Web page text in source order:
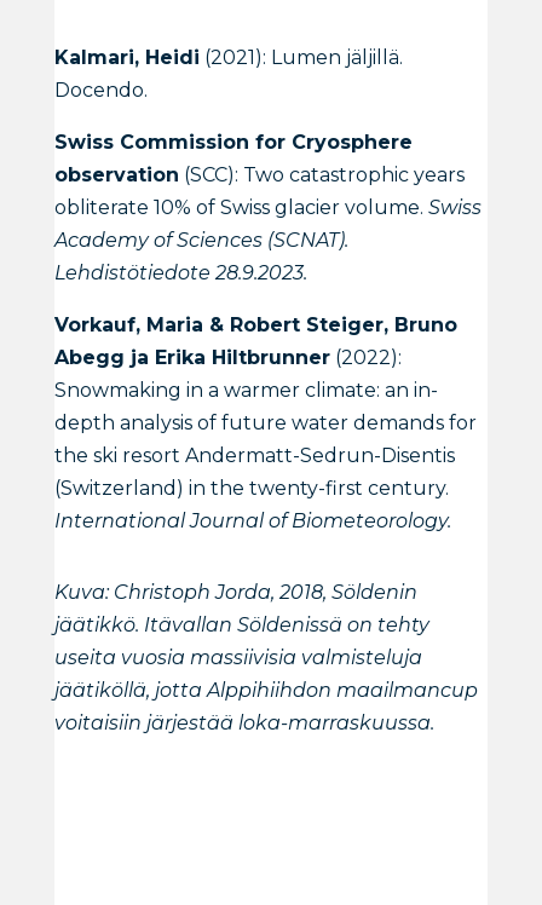
Kalmari, Heidi (2021): Lumen jäljillä.
Docendo.
Swiss Commission for Cryosphere
observation (SCC): Two catastrophic years
obliterate 10% of Swiss glacier volume. Swiss
Academy of Sciences (SCNAT).
Lehdistötiedote 28.9.2023.
Vorkauf, Maria & Robert Steiger, Bruno
Abegg ja Erika Hiltbrunner(2022):
Snowmaking in a warmer climate: an in-
depth analysis of future water demands for
the ski resort Andermatt-Sedrun-Disentis
(Switzerland) in the twenty-first century.
International Journal of Biometeorology.
Kuva: Christoph Jorda, 2018, Söldenin
jäätikkö. Itävallan Söldenissä on tehty
useita vuosia massiivisia valmisteluja
jäätiköllä, jotta Alppihiihdon maailmancup
voitaisiin järjestää loka-marraskuussa.